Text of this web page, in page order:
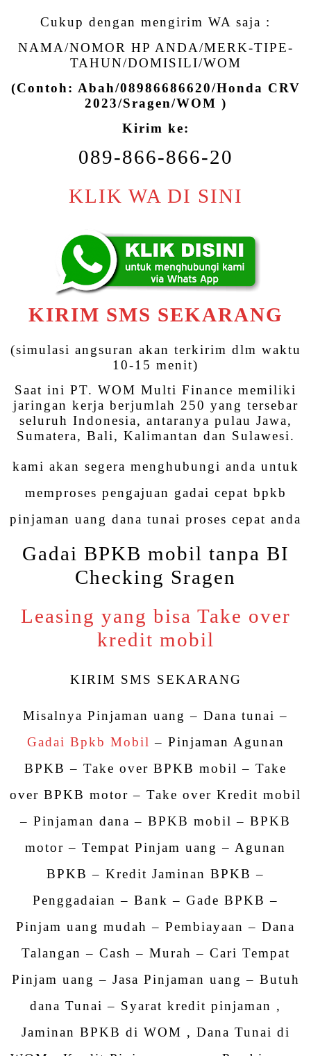
Cukup dengan mengirim WA saja :
NAMA/NOMOR HP ANDA/MERK-TIPE-
TAHUN/DOMISILI/WOM
(Contoh: Abah/08986686620/Honda CRV
2023/Sragen/WOM )
Kirim ke:
089-866-866-20
KLIK WA DI SINI
KIRIM SMS SEKARANG
(simulasi angsuran akan terkirim dlm waktu
10-15 menit)
Saat ini PT. WOM Multi Finance memiliki
jaringan kerja berjumlah 250 yang tersebar
seluruh Indonesia, antaranya pulau Jawa,
Sumatera, Bali, Kalimantan dan Sulawesi.
kami akan segera menghubungi anda untuk
memproses pengajuan gadai cepat bpkb
pinjaman uang dana tunai proses cepat anda
Gadai BPKB mobil tanpa BI
Checking Sragen
Leasing yang bisa Take over
kredit mobil
KIRIM SMS SEKARANG
Misalnya Pinjaman uang – Dana tunai –
Gadai Bpkb Mobil – Pinjaman Agunan
BPKB – Take over BPKB mobil – Take
over BPKB motor – Take over Kredit mobil
– Pinjaman dana – BPKB mobil – BPKB
motor – Tempat Pinjam uang – Agunan
BPKB – Kredit Jaminan BPKB –
Penggadaian – Bank – Gade BPKB –
Pinjam uang mudah – Pembiayaan – Dana
Talangan – Cash – Murah – Cari Tempat
Pinjam uang – Jasa Pinjaman uang – Butuh
dana Tunai – Syarat kredit pinjaman ,
Jaminan BPKB di WOM , Dana Tunai di